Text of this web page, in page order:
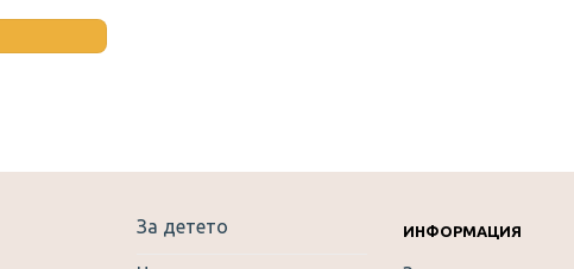
За детето ИНФОРМАЦИЯ